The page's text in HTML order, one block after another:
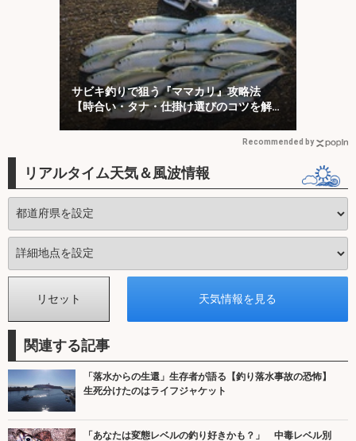
サビキ釣りで狙う『ママカリ』攻略法
【時合い・タナ・仕掛け選びのコツを解
説】
Recommended by
リアルタイム天気＆風波情報
関連する記事
「落水からの生還」生存者が語る【釣り落水事故の恐怖】
生死分けたのはライフジャケット
「あなたは変態レベルの釣り好きかも？」 中毒レベル別